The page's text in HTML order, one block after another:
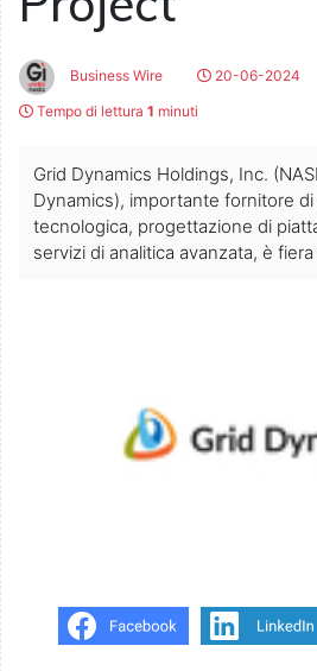
Business Wire
20-06-2024
Tempo di lettura 1 minuti
Grid Dynamics Holdings, Inc.
Dynamics), importante fornitore
tecnologica, progettazione di
servizi di analitica avanzata, è